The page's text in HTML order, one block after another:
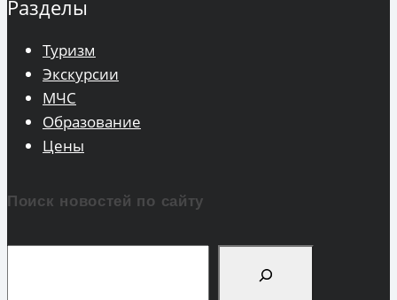
Разделы
Туризм
Экскурсии
МЧС
Образование
Цены
Поиск новостей по сайту